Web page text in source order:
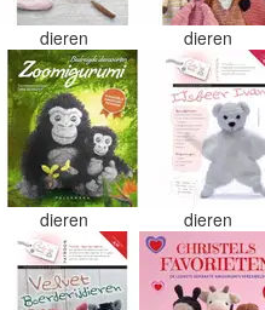
dieren dieren
dieren dieren